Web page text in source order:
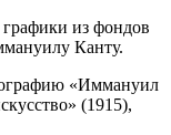
из фондов
Канту.
«Иммануил
(1915),